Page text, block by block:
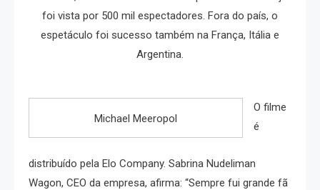
foi vista por 500 mil espectadores. Fora do país, o
espetáculo foi sucesso também na França, Itália e
Argentina.
Michael Meeropol
O filme
é
distribuído pela Elo Company. Sabrina Nudeliman
Wagon, CEO da empresa, afirma: “Sempre fui grande fã